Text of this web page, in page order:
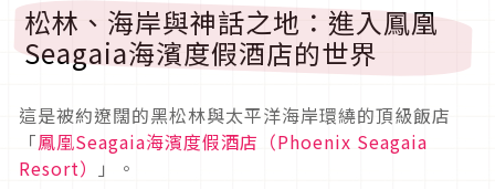
松林、海岸與神話之地：進入鳳凰
Seagaia海濱度假酒店的世界
這是被約遼闊的黑松林與太平洋海岸環繞的頂級飯店
「鳳凰Seagaia海濱度假酒店（Phoenix Seagaia
Resort）
」。